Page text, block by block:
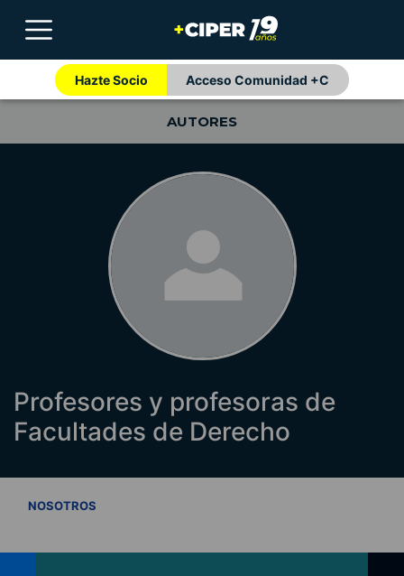
Hazte Socio Acceso Comunidad +C
AUTORES
Profesores y profesoras de
Facultades de Derecho
NOSOTROS